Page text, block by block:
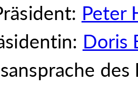
Peter
Doris
des